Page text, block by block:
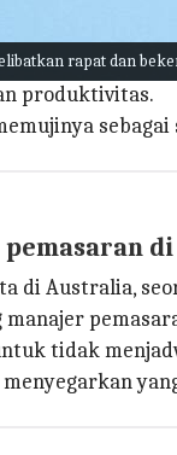
rapat dan
disukai oleh
produktivitas.
pemasaran
di Australia,
manajer
tidak